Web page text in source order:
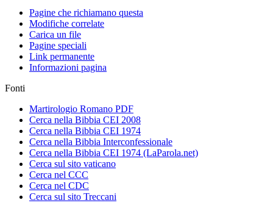
Pagine che richiamano questa
Modifiche correlate
Carica un file
Pagine speciali
Link permanente
Informazioni pagina
Fonti
Martirologio Romano PDF
Cerca nella Bibbia CEI 2008
Cerca nella Bibbia CEI 1974
Cerca nella Bibbia Interconfessionale
Cerca nella Bibbia CEI 1974 (LaParola.net)
Cerca sul sito vaticano
Cerca nel CCC
Cerca nel CDC
Cerca sul sito Treccani